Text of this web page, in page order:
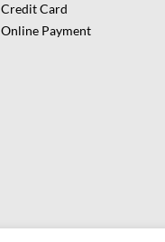
Credit Card
Online Payment